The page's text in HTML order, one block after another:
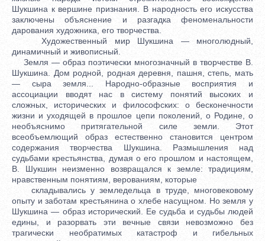
Шукшина к вершине признания. В народность его искусства
заключены объяснение и разгадка феноменальности
дарования художника, его творчества.
Художественный мир Шукшина — многолюдный,
динамичный и живописный.
Земля — образ поэтически многозначный в творчестве В.
Шукшина. Дом родной, родная деревня, пашня, степь, мать
— сыра земля... Народно-образные восприятия и
ассоциации вводят нас в систему понятий высоких и
сложных, исторических и философских: о бесконечности
жизни и уходящей в прошлое цепи поколений, о Родине, о
необъяснимо притягательной силе земли. Этот
всеобъемлющий образ естественно становится центром
содержания творчества Шукшина. Размышления над
судьбами крестьянства, думая о его прошлом и настоящем,
В. Шукшин неизменно возвращался к земле: традициям,
нравственным понятиям, верованиям, которые
складывались у земледельца в труде, многовековому
опыту и заботам крестьянина о хлебе насущном. Но земля у
Шукшина — образ исторический. Ее судьба и судьбы людей
едины, и разорвать эти вечные связи невозможно без
трагически необратимых катастроф и гибельных